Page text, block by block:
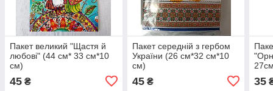
Пакет великий "Щастя й
любові" (44 см* 33 см*10
см)
45 ₴
Пакет середній з гербом
України (26 см*32 см*10
см)
45₴ 35